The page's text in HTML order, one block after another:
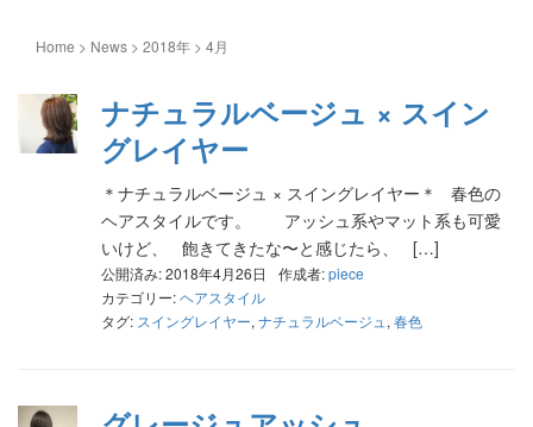
Home > News > 2018年 > 4月
ナチュラルベージュ × スイン
グレイヤー
＊ナチュラルベージュ × スイングレイヤー＊ 春色の
ヘアスタイルです。 アッシュ系やマット系も可愛
いけど、 飽きてきたな〜と感じたら、 […]
公開済み: 2018年4月26日 作成者:piece
カテゴリー:ヘアスタイル
タグ: スイングレイヤー, ナチュラルベージュ , 春色